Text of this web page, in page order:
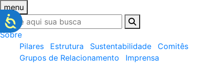
menu
Sobre
Pilares
Estrutura Sustentabilidade
Comitês
Grupos de Relacionamento
Imprensa